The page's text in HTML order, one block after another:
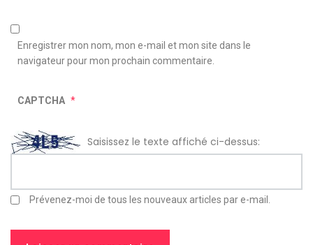
Enregistrer mon nom, mon e-mail et mon site dans le
navigateur pour mon prochain commentaire.
CAPTCHA *
Saisissez le texte affiché ci-dessus:
Prévenez-moi de tous les nouveaux articles par e-mail.